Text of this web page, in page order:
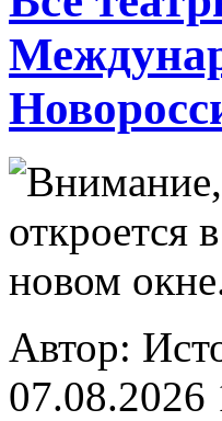
Автор:
07.08.2026